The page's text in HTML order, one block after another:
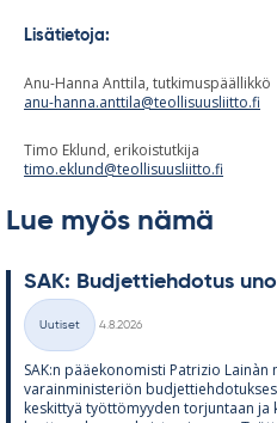
Lisätietoja:
Anu-Hanna Anttila, tutkimuspäällikkö
anu-hanna.anttila@teollisuusliitto.fi
Timo Eklund, erikoistutkija
timo.eklund@teollisuusliitto.fi
Lue myös nämä
SAK: Bud­jet­tieh­do­tus
Kategoriat
Uutiset
4.8.2026
SAK:n pää­e­ko­no­misti Pat­rizio
va­rain­mi­nis­te­riön
kes­kit­tyä työt­tö­myy­den tor­jun­taan ja